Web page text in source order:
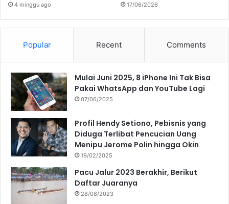
4 minggu ago 17/06/2026
Popular Recent Comments
Mulai Juni 2025, 8 iPhone Ini Tak Bisa
Pakai WhatsApp dan YouTube Lagi
07/06/2025
Profil Hendy Setiono, Pebisnis yang
Diduga Terlibat Pencucian Uang
Menipu Jerome Polin hingga Okin
19/02/2025
Pacu Jalur 2023 Berakhir, Berikut
Daftar Juaranya
28/08/2023